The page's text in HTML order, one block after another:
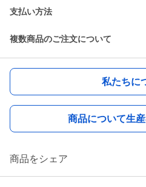
支払い方法
複数商品のご注文について
私たちに
商品について生
商品をシェア